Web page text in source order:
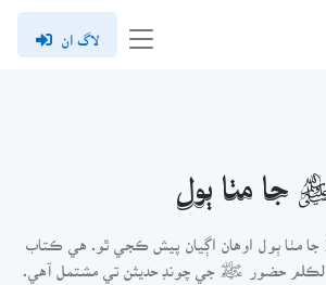
لاگ ان
جا مٺا ٻول
مٺا ٻول اوهان اڳيان پيش ڪجي ٿو. هي ڪتاب
الڪلم حضور ﷺ جي چونڊ حديثن تي مشتمل آهي.